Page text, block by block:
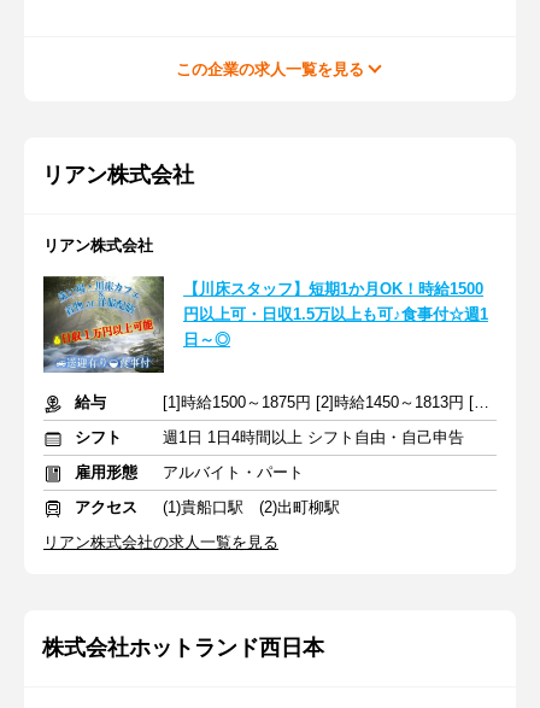
この企業の求人一覧を見る
リアン株式会社
リアン株式会社
【川床スタッフ】短期1か月OK！時給1500
円以上可・日収1.5万以上も可♪食事付☆週1
日～◎
給与
[1]時給1500～1875円 [2]時給1450～1813円 [3]時給1300～1625円
シフト
週1日 1日4時間以上 シフト自由・自己申告
雇用形態
アルバイト・パート
アクセス
(1)貴船口駅 (2)出町柳駅
リアン株式会社の求人一覧を見る
株式会社ホットランド西日本